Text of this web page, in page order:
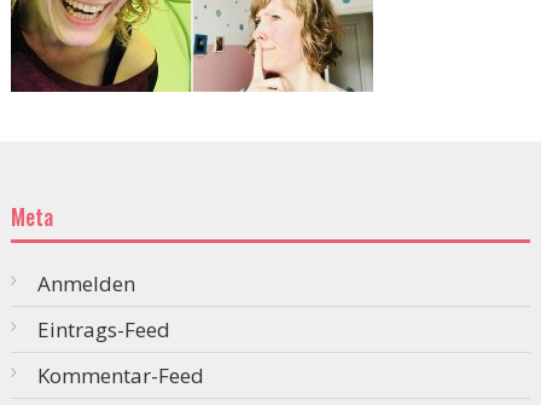
Meta
Anmelden
Eintrags-Feed
Kommentar-Feed